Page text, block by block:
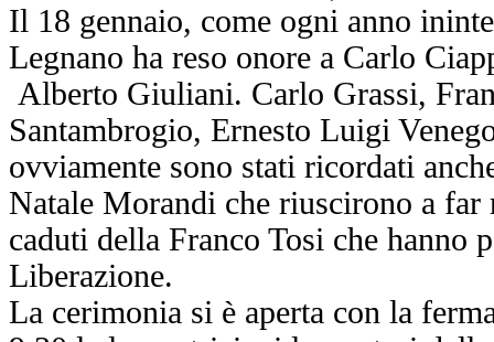
Il 18 gennaio, come ogni anno
Legnano ha reso onore a Carlo
Alberto Giuliani. Carlo Grassi,
Santambrogio, Ernesto Luigi
ovviamente sono stati ricordati
Natale Morandi che riuscirono a far
caduti della Franco Tosi che hanno
Liberazione.
La cerimonia si è aperta con la